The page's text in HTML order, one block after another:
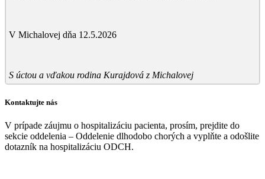
V Michalovej dňa 12.5.2026
S úctou a vďakou rodina Kurajdová z Michalovej
Kontaktujte nás
V prípade záujmu o hospitalizáciu pacienta, prosím, prejdite do
sekcie oddelenia – Oddelenie dlhodobo chorých a vyplňte a odošlite
dotazník na hospitalizáciu ODCH.